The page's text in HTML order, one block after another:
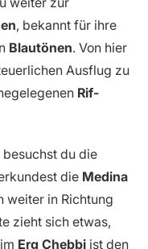
, bekannt für ihre
Blautönen. Von hier
Ausflug zu
Rif-
du die
die Medina
weiter in Richtung
zieht sich etwas,
Erg Chebbi ist den